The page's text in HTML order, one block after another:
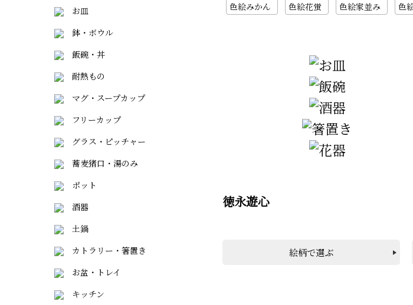
色絵みかん 色絵花蛍 色絵家並み 色
徳永遊心
絵柄で選ぶ
お皿
鉢・ボウル
飯碗・丼
耐熱もの
マグ・スープカップ
フリーカップ
グラス・ピッチャー
蕎麦猪口・湯のみ
ポット
酒器
土鍋
カトラリー・箸置き
お盆・トレイ
キッチン